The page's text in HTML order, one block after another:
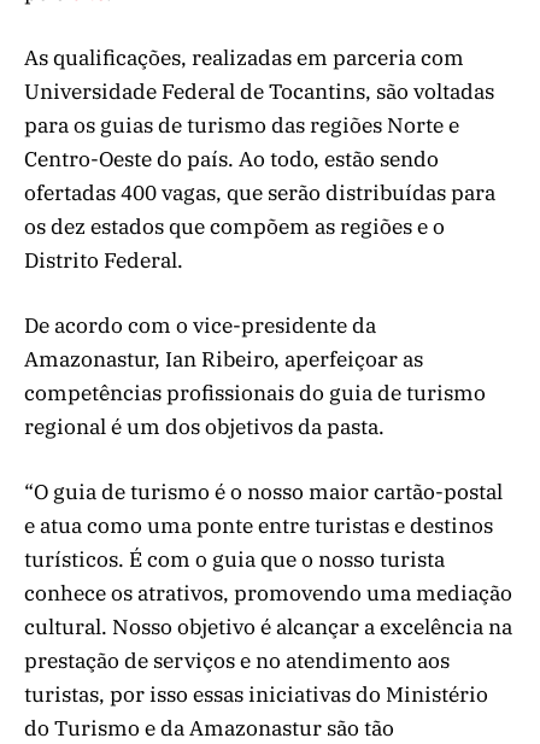
As qualificações, realizadas em parceria com
Universidade Federal de Tocantins, são voltadas
para os guias de turismo das regiões Norte e
Centro-Oeste do país. Ao todo, estão sendo
ofertadas 400 vagas, que serão distribuídas para
os dez estados que compõem as regiões e o
Distrito Federal.
De acordo com o vice-presidente da
Amazonastur, Ian Ribeiro, aperfeiçoar as
competências profissionais do guia de turismo
regional é um dos objetivos da pasta.
“O guia de turismo é o nosso maior cartão-postal
e atua como uma ponte entre turistas e destinos
turísticos. É com o guia que o nosso turista
conhece os atrativos, promovendo uma mediação
cultural. Nosso objetivo é alcançar a excelência na
prestação de serviços e no atendimento aos
turistas, por isso essas iniciativas do Ministério
do Turismo e da Amazonastur são tão